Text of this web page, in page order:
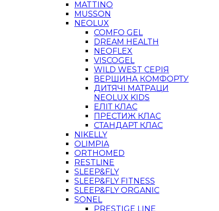
MATTINO
MUSSON
NEOLUX
COMFO GEL
DREAM HEALTH
NEOFLEX
VISCOGEL
WILD WEST СЕРІЯ
ВЕРШИНА КОМФОРТУ
ДИТЯЧІ МАТРАЦИ
NEOLUX KIDS
ЕЛІТ КЛАС
ПРЕСТИЖ КЛАС
СТАНДАРТ КЛАС
NIKELLY
OLIMPIA
ORTHOMED
RESTLINE
SLEEP&FLY
SLEEP&FLY FITNESS
SLEEP&FLY ORGANIC
SONEL
PRESTIGE LINE